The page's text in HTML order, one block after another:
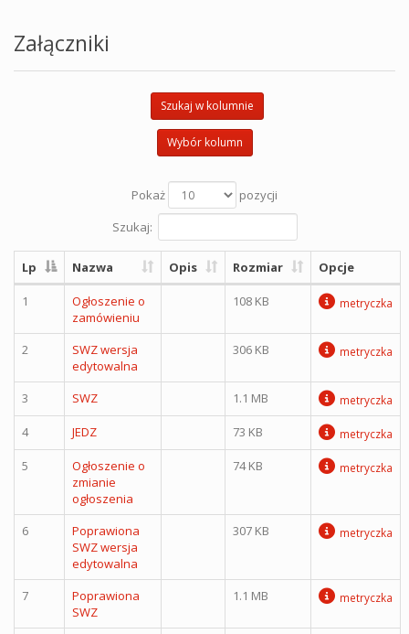
Załączniki
Szukaj w kolumnie
Wybór kolumn
Pokaż
pozycji
Szukaj:
Lp Nazwa Opis Rozmiar Opcje
1
Ogłoszenie o
zamówieniu
108 KB metryczka
2
SWZ wersja
edytowalna
306 KB metryczka
3 SWZ 1.1 MB metryczka
4 JEDZ 73 KB metryczka
5
Ogłoszenie o
zmianie
ogłoszenia
74 KB metryczka
6
Poprawiona
SWZ wersja
edytowalna
307 KB metryczka
7
Poprawiona
SWZ
1.1 MB metryczka